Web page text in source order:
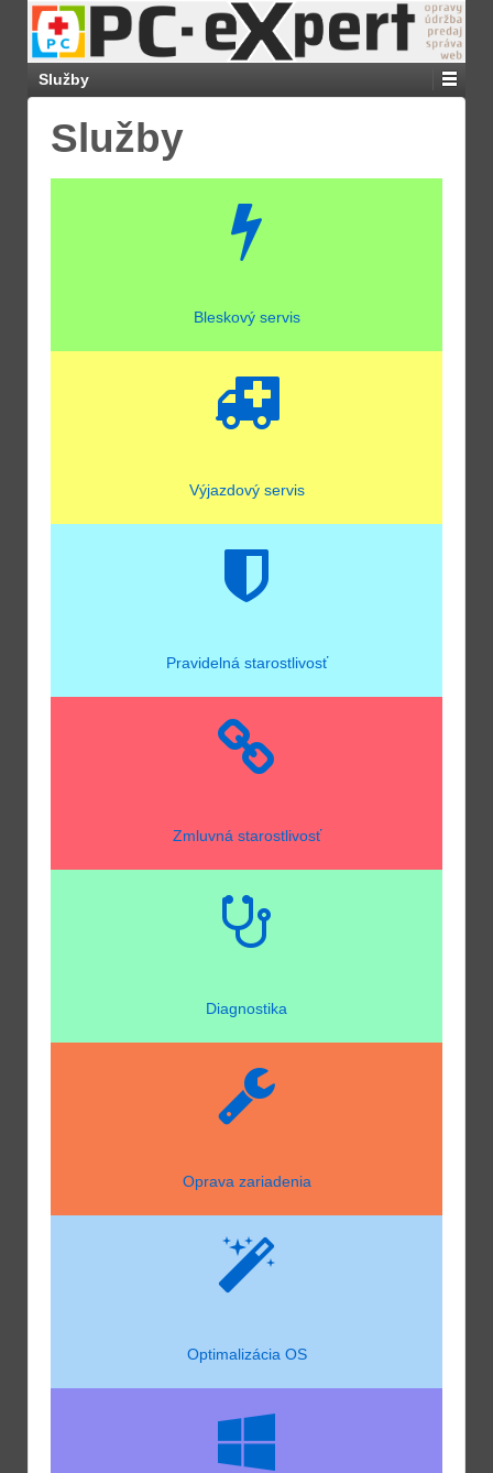
Služby
Služby
Bleskový servis
Výjazdový servis
Pravidelná starostlivosť
Zmluvná starostlivosť
Diagnostika
Oprava zariadenia
Optimalizácia OS